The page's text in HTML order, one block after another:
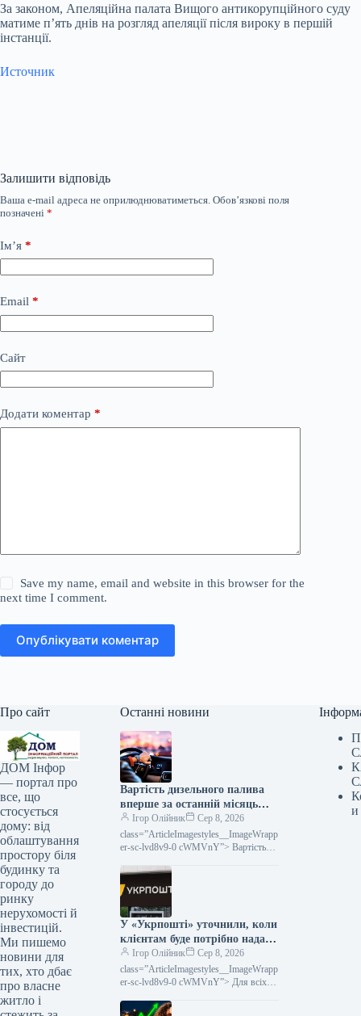
За законом, Апеляційна палата Вищого антикорупційного суду
матиме пʼять днів на розгляд апеляції після вироку в першій
інстанції.
Источник
Залишити відповідь
Ваша e-mail адреса не оприлюднюватиметься. Обов’язкові поля
позначені *
Ім’я *
Email *
Сайт
Додати коментар *
Save my name, email and website in this browser for the
next time I comment.
Опублікувати коментар
Про сайт
ДОМ Інфор
— портал про
все, що
стосується
дому: від
облаштування
простору біля
будинку та
городу до
ринку
нерухомості й
інвестицій.
Ми пишемо
новини для
тих, хто дбає
про власне
житло і
Останні новини
Вартість дизельного палива
вперше за останній місяць
впала.
Ігор Олійник
Сер 8, 2026
class=”ArticleImagestyles__ImageWrapp
er-sc-lvd8v9-0 cWMVnY”> Вартість
пішла внизОптові розцінки на
дизельне пальне в Україні вперше
У «Укрпошті» уточнили, коли
клієнтам буде потрібно надати
податковий номер.
Ігор Олійник
Сер 8, 2026
class=”ArticleImagestyles__ImageWrapp
er-sc-lvd8v9-0 cWMVnY”> Для всіх
вказувати податковий номер
и